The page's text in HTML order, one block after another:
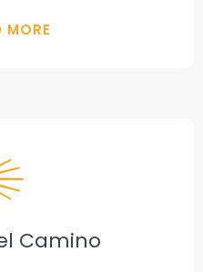
Camino